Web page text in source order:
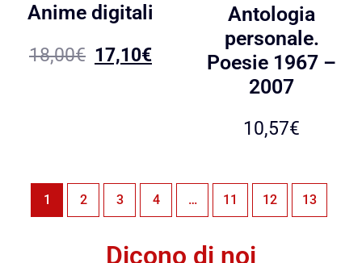
Anime digitali
18,00€ 17,10€
Antologia
personale.
Poesie 1967 –
2007
10,57€
1 2 3 4 … 11 12 13
Dicono di noi